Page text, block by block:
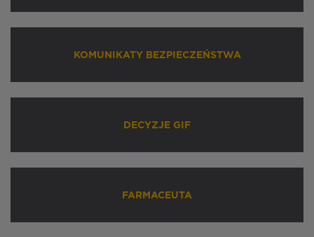
KOMUNIKATY BEZPIECZEŃSTWA
DECYZJE GIF
FARMACEUTA